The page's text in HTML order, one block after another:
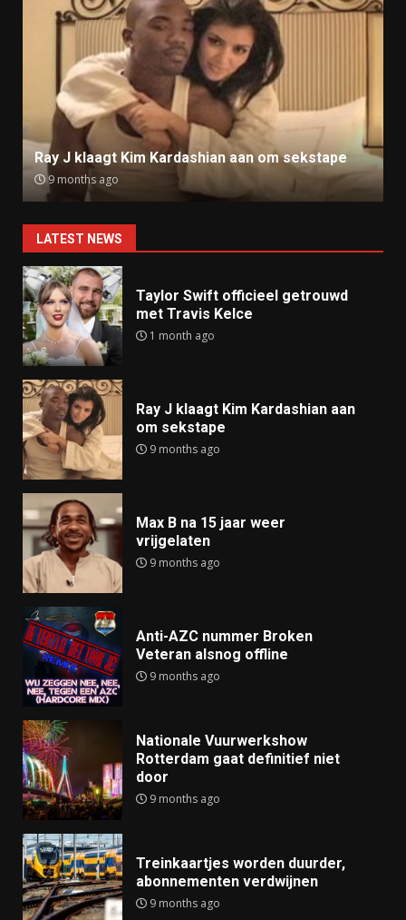
Ray J klaagt Kim Kardashian aan om sekstape
9 months ago
LATEST NEWS
Taylor Swift officieel getrouwd
met Travis Kelce
1 month ago
Ray J klaagt Kim Kardashian aan
om sekstape
9 months ago
Max B na 15 jaar weer
vrijgelaten
9 months ago
Anti-AZC nummer Broken
Veteran alsnog offline
9 months ago
Nationale Vuurwerkshow
Rotterdam gaat definitief niet
door
9 months ago
Treinkaartjes worden duurder,
abonnementen verdwijnen
9 months ago